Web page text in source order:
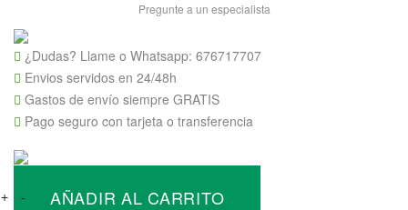
Pregunte a un especialista
¿Dudas? Llame o Whatsapp: 676717707
Envios servidos en 24/48h
Gastos de envío siempre GRATIS
Pago seguro con tarjeta o transferencia
-Hibrido
+ AÑADIR AL CARRITO